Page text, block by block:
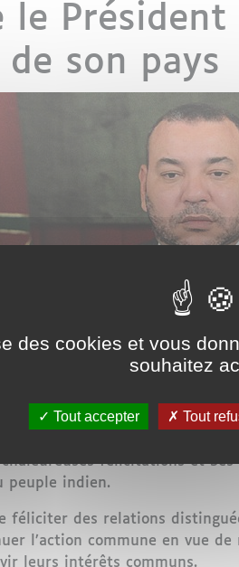
Président
son pays
un message de félicitations
chaleureuses félicitations et
peuple indien.
féliciter des relations
l’action commune en vue
leurs intérêts communs.
des cookies et vous
souhaitez
Tout accepter Tout